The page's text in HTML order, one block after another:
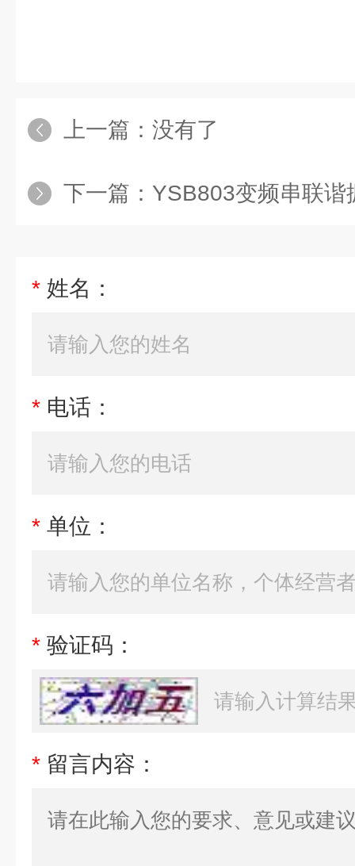
上一篇：没有了
下一篇： YSB803变频串联谐
* 姓名：
* 电话：
* 单位：
* 验证码：
* 留言内容：